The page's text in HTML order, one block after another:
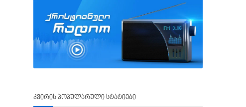
კვირის პოპულარული სტატიები